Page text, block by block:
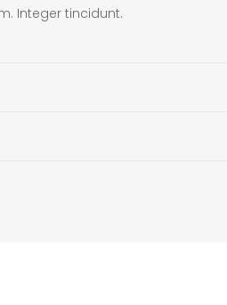
Integer tincidunt.